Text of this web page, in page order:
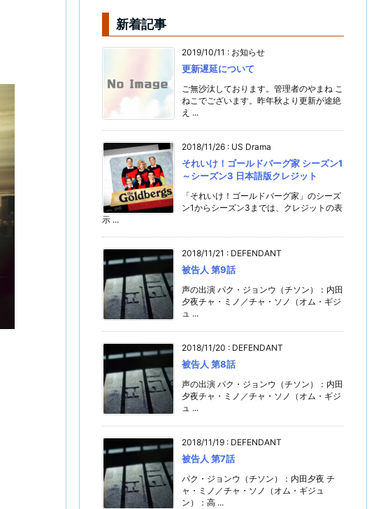
新着記事
2019/10/11 : お知らせ
更新遅延について
ご無沙汰しております。管理者のやまね こ
ねこでございます。昨年秋より更新が途絶
え ...
2018/11/26 : US Drama
それいけ！ゴールドバーグ家 シーズン1
～シーズン3 日本語版クレジット
「それいけ！ゴールドバーグ家」のシーズ
ン1からシーズン3までは、クレジットの表
示 ...
2018/11/21 : DEFENDANT
被告人 第9話
声の出演 パク・ジョンウ（チソン）：内田
夕夜チャ・ミノ／チャ・ソノ（オム・ギジ
ュ ...
2018/11/20 : DEFENDANT
被告人 第8話
声の出演 パク・ジョンウ（チソン）：内田
夕夜チャ・ミノ／チャ・ソノ（オム・ギジ
ュ ...
2018/11/19 : DEFENDANT
被告人 第7話
パク・ジョンウ（チソン）：内田夕夜 チ
ャ・ミノ／チャ・ソノ（オム・ギジュ
ン）：高 ...